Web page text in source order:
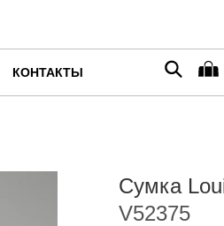
КОНТАКТЫ
Сумка
V52375